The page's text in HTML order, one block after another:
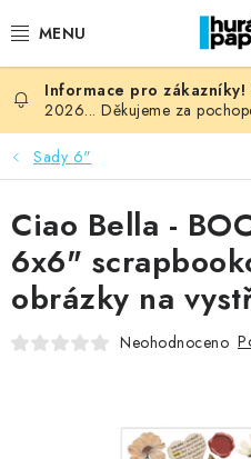
na
NOVINKY
HURÁ DÍLNA
VŠECHNO ZBOŽÍ
KNIHAŘSKÝ MATERIÁL
FOTORECENZE
2026... Děkujeme za
Sady 6"
Ciao Bella -
6x6"
obrázky na
Neohodnoceno